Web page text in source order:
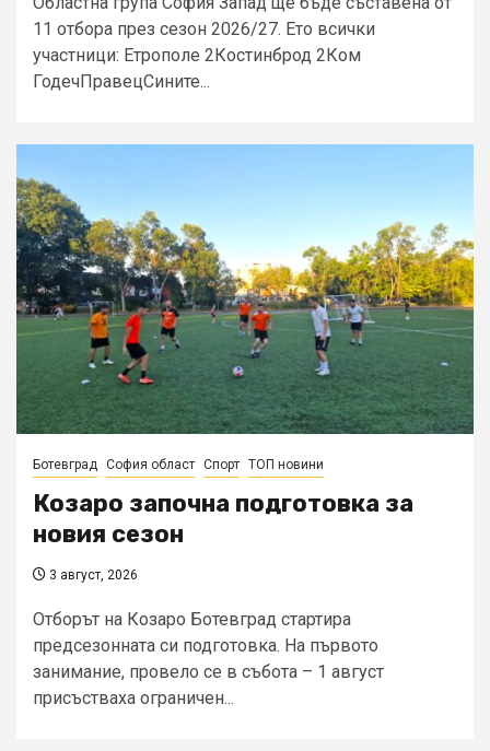
11 отбора през сезон 2026/27. Ето всички
участници: Етрополе 2Костинброд 2Ком
ГодечПравецСините...
Ботевград София област Спорт ТОП новини
Козаро започна подготовка за
новия сезон
3 август, 2026
Отборът на Козаро Ботевград стартира
предсезонната си подготовка. На първото
занимание, провело се в събота – 1 август
присъстваха ограничен...